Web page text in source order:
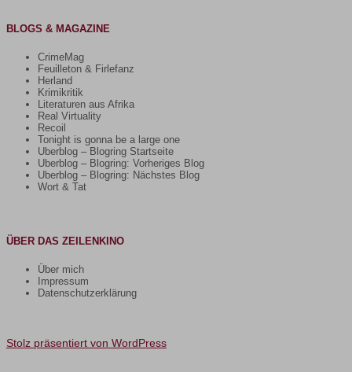
BLOGS & MAGAZINE
CrimeMag
Feuilleton & Firlefanz
Herland
Krimikritik
Literaturen aus Afrika
Real Virtuality
Recoil
Tonight is gonna be a large one
Uberblog – Blogring Startseite
Uberblog – Blogring: Vorheriges Blog
Uberblog – Blogring: Nächstes Blog
Wort & Tat
ÜBER DAS ZEILENKINO
Über mich
Impressum
Datenschutzerklärung
Stolz präsentiert von WordPress